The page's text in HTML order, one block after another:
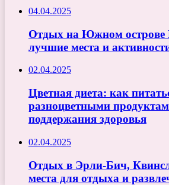
04.04.2025
Отдых на Южном острове
лучшие места и
02.04.2025
Цветная диета: как
разноцветными
поддержания здоровья
02.04.2025
Отдых в Эрли-Бич,
места для отдыха и